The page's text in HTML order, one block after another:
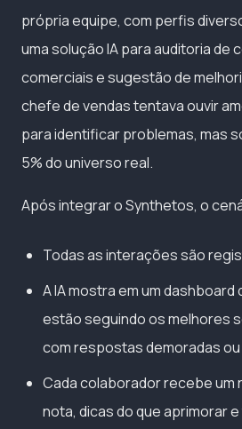
própria equipe, com perfis
uma solução IA para auditoria de
comerciais e sugestão de
chefe de vendas tentava ouvir
para identificar problemas, mas
5% do universo real.
Após integrar o Synthetos, o
Todas as interações são
A IA mostra em um
estão seguindo os melhores
com respostas demoradas
Cada colaborador recebe um
nota, dicas do que aprimorar